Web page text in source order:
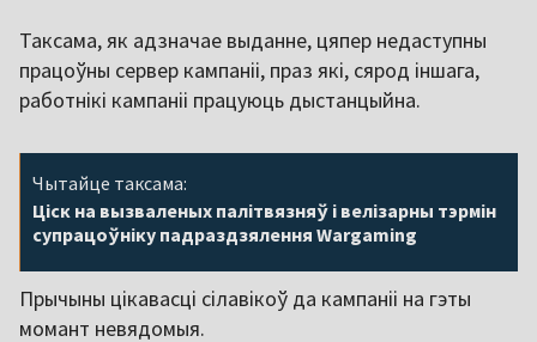
Таксама, як адзначае выданне, цяпер недаступны
працоўны сервер кампаніі, праз які, сярод іншага,
работнікі кампаніі працуюць дыстанцыйна.
Чытайце таксама:
Ціск на вызваленых палітвязняў і велізарны тэрмін
супрацоўніку падраздзялення Wargaming
Прычыны цікавасці сілавікоў да кампаніі на гэты
момант невядомыя.